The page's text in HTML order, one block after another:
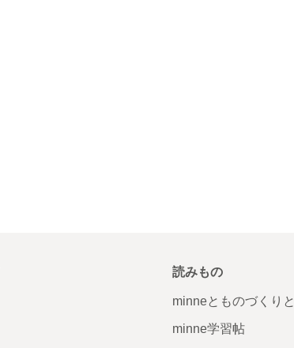
読みもの
minneとものづくりと
minne学習帖